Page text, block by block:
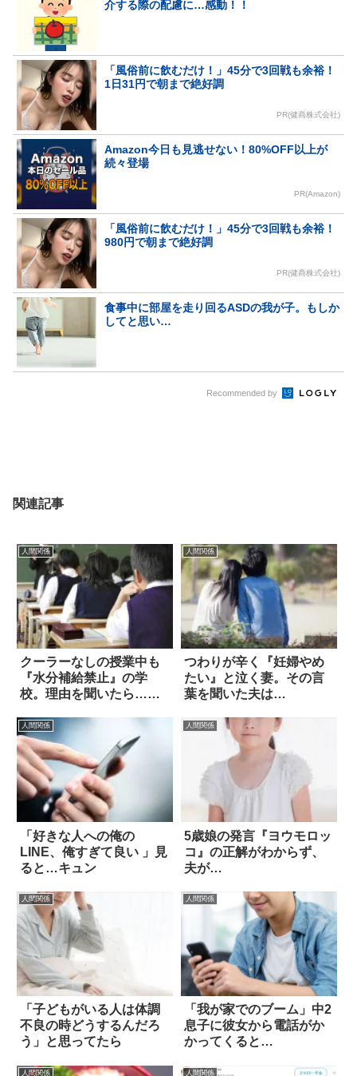
介する際の配慮に…感動！！
「風俗前に飲むだけ！」45分で3回戦も余裕！
1日31円で朝まで絶好調
PR(健商株式会社)
Amazon今日も見逃せない！80%OFF以上が
続々登場
PR(Amazon)
「風俗前に飲むだけ！」45分で3回戦も余裕！
980円で朝まで絶好調
PR(健商株式会社)
食事中に部屋を走り回るASDの我が子。もしか
してと思い…
Recommended by
関連記事
人間関係
クーラーなしの授業中も
『水分補給禁止』の学
校。理由を聞いたら…絶
人間関係
つわりが辛く『妊婦やめ
たい』と泣く妻。その言
葉を聞いた夫は…
人間関係
「好きな人への俺の
LINE、俺すぎて良い 」見
ると…キュン
人間関係
5歳娘の発言『ヨウモロッ
コ』の正解がわからず、
夫が…
人間関係
「子どもがいる人は体調
不良の時どうするんだろ
う」と思ってたら
人間関係
「我が家でのブーム」中2
息子に彼女から電話がか
かってくると…
人間関係 人間関係